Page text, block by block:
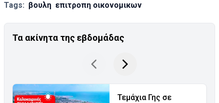
Tags: βουλη επιτροπη οικονομικων
Τα ακίνητα της εβδομάδας
Τεμάχια Γης σε